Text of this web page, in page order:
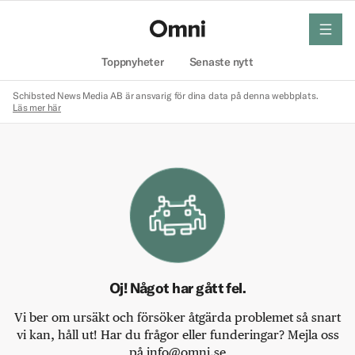
Toppnyheter Senaste nytt
meny
Schibsted News Media AB är ansvarig för dina data på denna webbplats.
Läs mer här
Oj! Något har gått fel.
Vi ber om ursäkt och försöker åtgärda problemet så snart
vi kan, håll ut! Har du frågor eller funderingar? Mejla oss